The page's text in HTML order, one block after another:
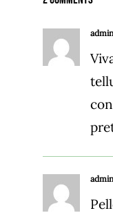
admin
admin